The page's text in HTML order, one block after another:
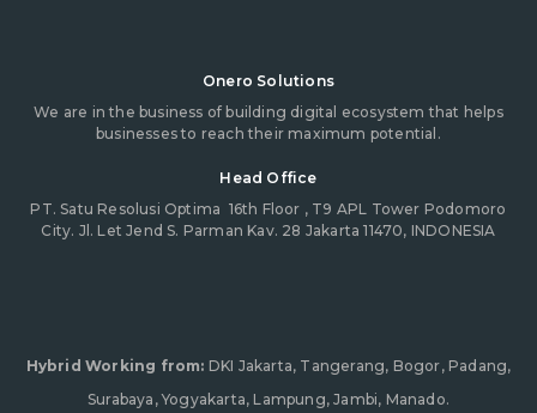
Onero Solutions
We are in the business of building digital ecosystem that helps
businesses to reach their maximum potential.
Head Office
PT. Satu Resolusi Optima 16th Floor , T9 APL Tower Podomoro
City. Jl. Let Jend S. Parman Kav. 28 Jakarta 11470, INDONESIA
Hybrid Working from: DKI Jakarta, Tangerang, Bogor, Padang,
Surabaya, Yogyakarta, Lampung, Jambi, Manado.